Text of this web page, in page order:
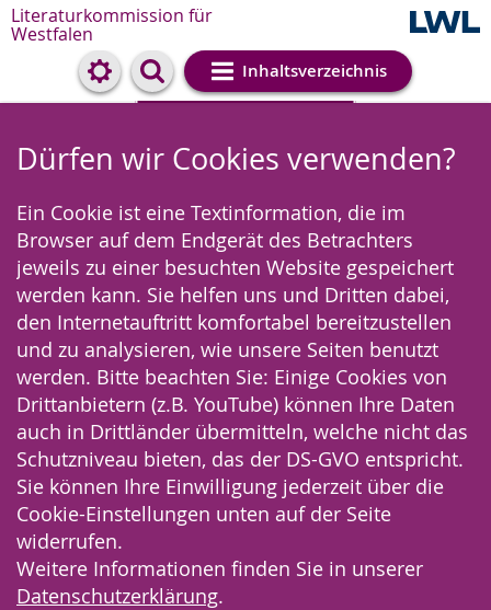
Literaturkommission für
Westfalen
Inhaltsverzeichnis
Cookie-Einstellungen
Dürfen wir Cookies verwenden?
Ein Cookie ist eine Textinformation, die im
Browser auf dem Endgerät des Betrachters
jeweils zu einer besuchten Website gespeichert
werden kann. Sie helfen uns und Dritten dabei,
den Internetauftritt komfortabel bereitzustellen
und zu analysieren, wie unsere Seiten benutzt
werden. Bitte beachten Sie: Einige Cookies von
Drittanbietern (z.B. YouTube) können Ihre Daten
auch in Drittländer übermitteln, welche nicht das
Schutzniveau bieten, das der DS-GVO entspricht.
Sie können Ihre Einwilligung jederzeit über die
Cookie-Einstellungen unten auf der Seite
widerrufen.
Weitere Informationen finden Sie in unserer
Datenschutzerklärung.